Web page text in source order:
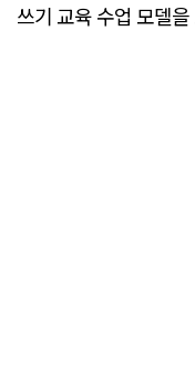
쓰기 교육 수업 모델